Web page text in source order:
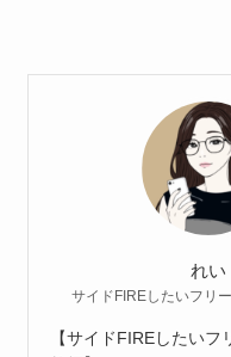
れい
サイドFIREしたいフリ
【サイドFIREしたい